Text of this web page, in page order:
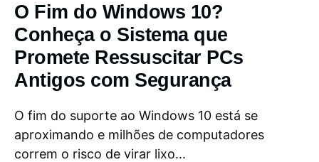
O Fim do Windows 10?
Conheça o Sistema que
Promete Ressuscitar PCs
Antigos com Segurança
O fim do suporte ao Windows 10 está se
aproximando e milhões de computadores
correm o risco de virar lixo...